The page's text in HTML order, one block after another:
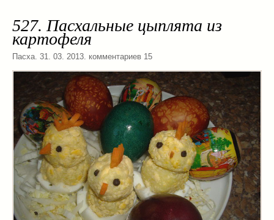
527. Пасхальные цыплята из
картофеля
Пасха. 31. 03. 2013. комментариев 15